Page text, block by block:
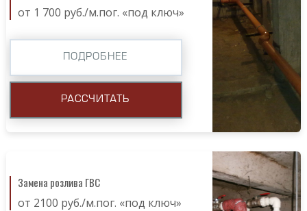
от 1 700 руб./м.пог. «под ключ»
ПОДРОБНЕЕ
РАССЧИТАТЬ
Замена розлива ГВС
от 2100 руб./м.пог. «под ключ»